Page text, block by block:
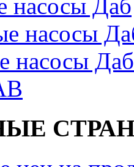
насосы Даб
насосы
насосы Даб